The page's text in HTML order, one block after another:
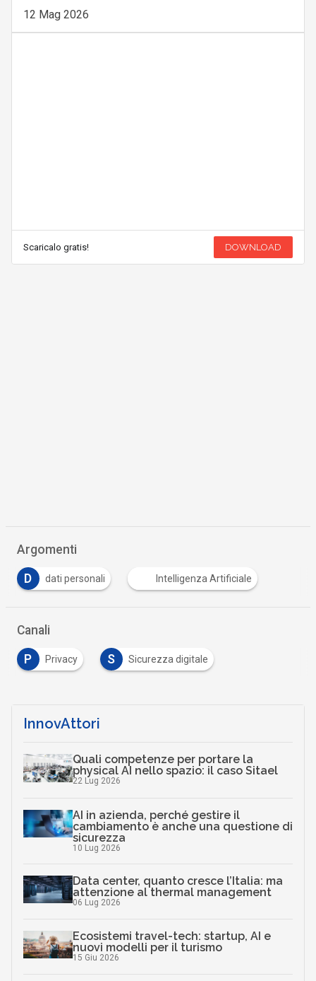
12 Mag 2026
Scaricalo gratis! DOWNLOAD
Argomenti
D dati personali Intelligenza Artificiale
Canali
P Privacy S Sicurezza digitale
InnovAttori
Quali competenze per portare la
physical AI nello spazio: il caso Sitael
22 Lug 2026
AI in azienda, perché gestire il
cambiamento è anche una questione di
sicurezza
10 Lug 2026
Data center, quanto cresce l’Italia: ma
attenzione al thermal management
06 Lug 2026
Ecosistemi travel-tech: startup, AI e
nuovi modelli per il turismo
15 Giu 2026